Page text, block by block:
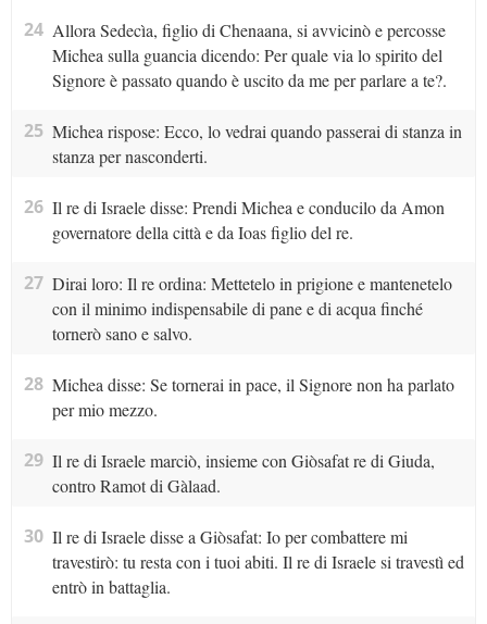
24 Allora Sedecìa, figlio di Chenaana, si avvicinò e percosse
Michea sulla guancia dicendo: Per quale via lo spirito del
Signore è passato quando è uscito da me per parlare a te?.
25 Michea rispose: Ecco, lo vedrai quando passerai di stanza in
stanza per nasconderti.
26 Il re di Israele disse: Prendi Michea e conducilo da Amon
governatore della città e da Ioas figlio del re.
27 Dirai loro: Il re ordina: Mettetelo in prigione e mantenetelo
con il minimo indispensabile di pane e di acqua finché
tornerò sano e salvo.
28 Michea disse: Se tornerai in pace, il Signore non ha parlato
per mio mezzo.
29 Il re di Israele marciò, insieme con Giòsafat re di Giuda,
contro Ramot di Gàlaad.
30 Il re di Israele disse a Giòsafat: Io per combattere mi
travestirò: tu resta con i tuoi abiti. Il re di Israele si travestì ed
entrò in battaglia.